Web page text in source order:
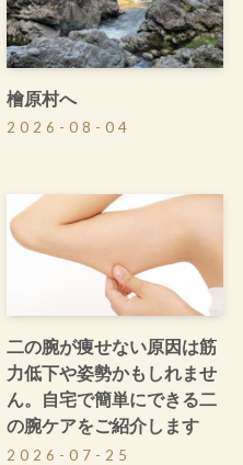
檜原村へ
2026-08-04
二の腕が痩せない原因は筋
力低下や姿勢かもしれませ
ん。自宅で簡単にできる二
の腕ケアをご紹介します
2026-07-25